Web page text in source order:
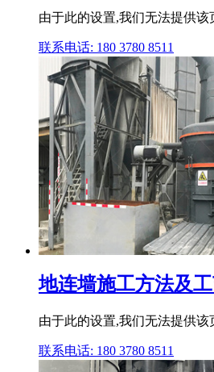
由于此的设置,我们无法提供该
联系电话: 180 3780 8511
地连墙施工方法及
由于此的设置,我们无法提供该
联系电话: 180 3780 8511